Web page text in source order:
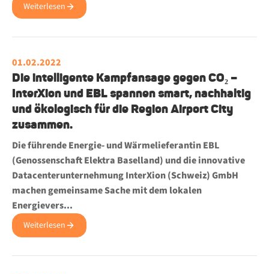
Weiterlesen
01.02.2022
Die intelligente Kampfansage gegen CO₂ –
InterXion und EBL spannen smart, nachhaltig
und ökologisch für die Region Airport City
zusammen.
Die führende Energie- und Wärmelieferantin EBL
(Genossenschaft Elektra Baselland) und die innovative
Datacenterunternehmung InterXion (Schweiz) GmbH
machen gemeinsame Sache mit dem lokalen
Energievers...
Weiterlesen